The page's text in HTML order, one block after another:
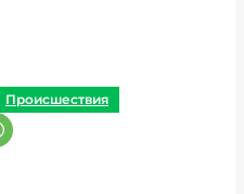
Происшествия